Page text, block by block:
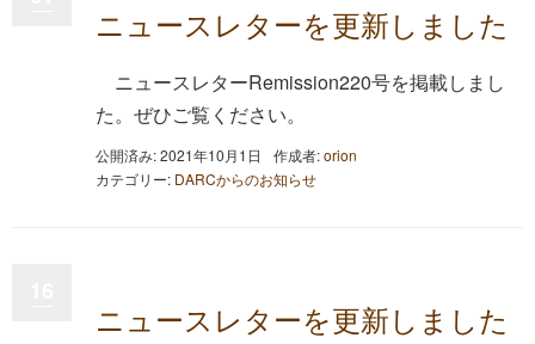
ニュースレターを更新しました
ニュースレターRemission220号を掲載しまし
た。ぜひご覧ください。
公開済み: 2021年10月1日 作成者:orion
カテゴリー: DARCからのお知らせ
ニュースレターを更新しました